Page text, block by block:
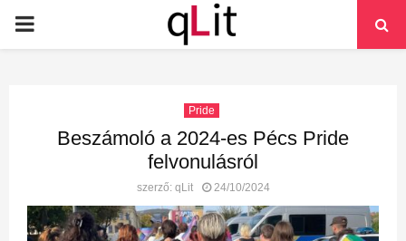
PRIMARY
Pride
Beszámoló a 2024-es Pécs Pride
felvonulásról
szerző: qLit 24/10/2024